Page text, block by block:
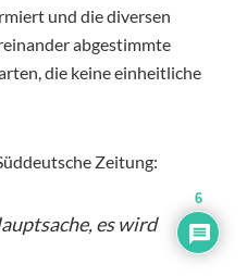
und die diversen
abgestimmte
die keine einheitliche
Zeitung:
es wird
6